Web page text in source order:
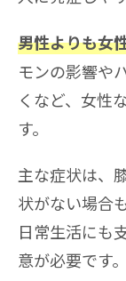
男性よりも女
モンの影響や
くなど、女性
す。
主な症状は、
状がない場合
日常生活にも
意が必要です。